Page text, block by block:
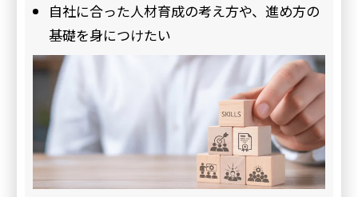
自社に合った人材育成の考え方や、進め方の
基礎を身につけたい